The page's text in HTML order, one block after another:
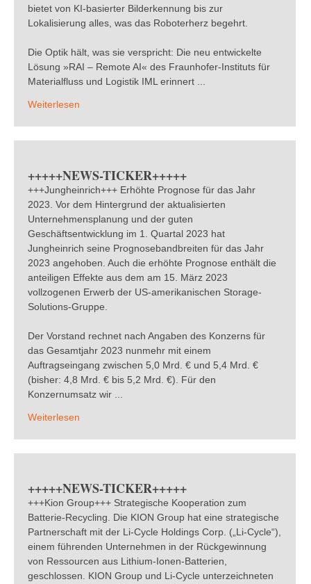
bietet von KI-basierter Bilderkennung bis zur
Lokalisierung alles, was das Roboterherz begehrt.
Die Optik hält, was sie verspricht: Die neu entwickelte
Lösung »RAI – Remote AI« des Fraunhofer-Instituts für
Materialfluss und Logistik IML erinnert ...
Weiterlesen
+++++NEWS-TICKER+++++
+++Jungheinrich+++ Erhöhte Prognose für das Jahr
2023. Vor dem Hintergrund der aktualisierten
Unternehmensplanung und der guten
Geschäftsentwicklung im 1. Quartal 2023 hat
Jungheinrich seine Prognosebandbreiten für das Jahr
2023 angehoben. Auch die erhöhte Prognose enthält die
anteiligen Effekte aus dem am 15. März 2023
vollzogenen Erwerb der US-amerikanischen Storage-
Solutions-Gruppe.
Der Vorstand rechnet nach Angaben des Konzerns für
das Gesamtjahr 2023 nunmehr mit einem
Auftragseingang zwischen 5,0 Mrd. € und 5,4 Mrd. €
(bisher: 4,8 Mrd. € bis 5,2 Mrd. €). Für den
Konzernumsatz wir ...
Weiterlesen
+++++NEWS-TICKER+++++
+++Kion Group+++ Strategische Kooperation zum
Batterie-Recycling. Die KION Group hat eine strategische
Partnerschaft mit der Li-Cycle Holdings Corp. („Li-Cycle“),
einem führenden Unternehmen in der Rückgewinnung
von Ressourcen aus Lithium-Ionen-Batterien,
geschlossen. KION Group und Li-Cycle unterzeichneten